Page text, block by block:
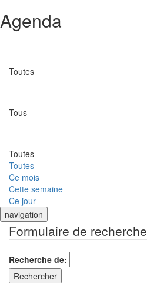
Agenda
Toutes
Tous
Toutes
Toutes
Ce mois
Cette semaine
Ce jour
navigation
Formulaire de recherche
Recherche de: